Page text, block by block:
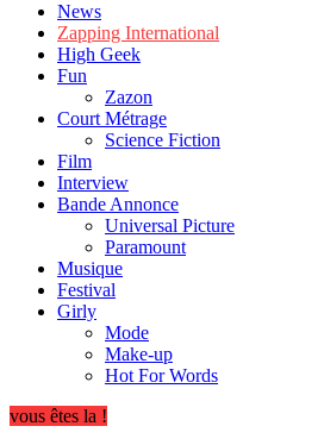
News
Zapping International
High Geek
Fun
Zazon
Court Métrage
Science Fiction
Film
Interview
Bande Annonce
Universal Picture
Paramount
Musique
Festival
Girly
Mode
Make-up
Hot For Words
vous êtes la !